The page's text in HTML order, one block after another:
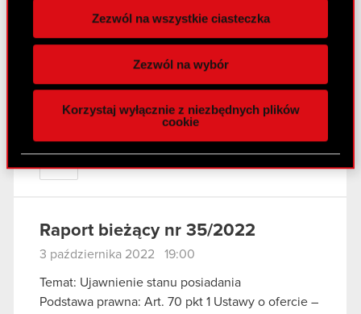
Wykorzystujemy pliki cookie do
funkcje społecznościowe i analizować ruch w
naszej witrynie. Informacje o tym, jak korzystasz
z naszej witryny, udostępniamy partnerom
Partnerzy mogą połączyć te informacje z innymi
danymi otrzymanymi od Ciebie lub uzyskanymi
używanie plików cookie.
Zezwól na wszystkie ciasteczka
Zezwól na wybór
Korzystaj wyłącznie z niezbędnych plików
cookie
Zarząd spółki CD PROJEKT S.A. z siedzibą w
PDF ESPI - RB 36/2022
Raport bieżący nr 35/2022
3 października 2022 19:00
Temat: Ujawnienie stanu posiadania
Podstawa prawna: Art. 70 pkt 1 Ustawy o ofercie –